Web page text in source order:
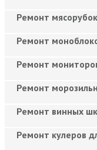
Ремонт мясорубок
Ремонт
Ремонт
Ремонт
Ремонт винных
Ремонт кулеров